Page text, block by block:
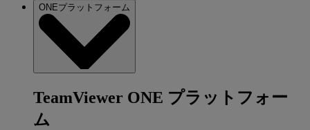
ONEプラットフォーム
TeamViewer ONE プラットフォー
ム